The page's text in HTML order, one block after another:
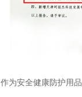
作为安全健康防护用品